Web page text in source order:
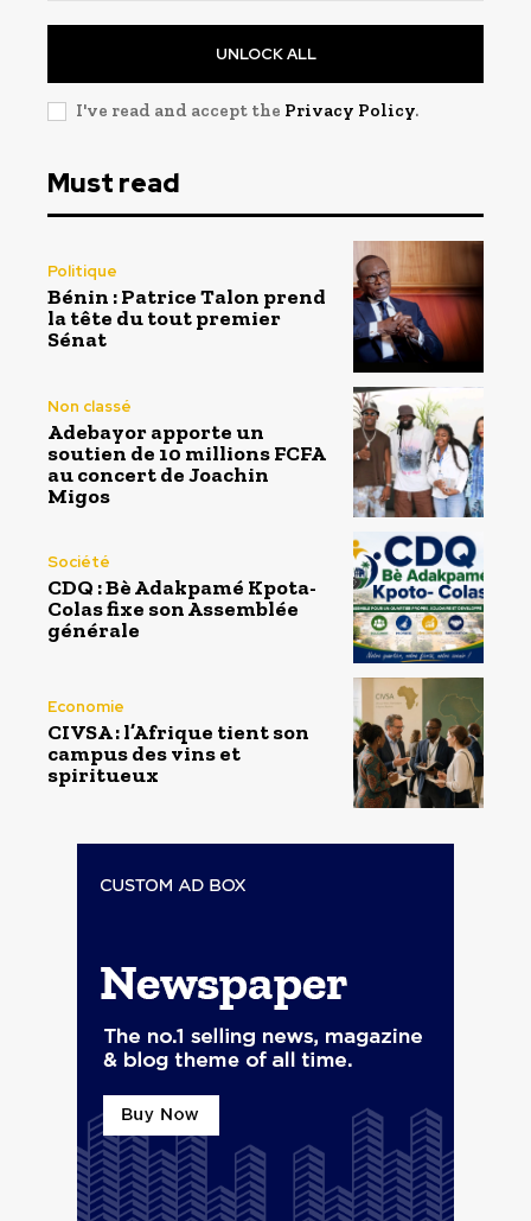
UNLOCK ALL
I've read and accept the Privacy Policy.
Must read
Politique
Bénin : Patrice Talon prend
la tête du tout premier
Sénat
Non classé
Adebayor apporte un
soutien de 10 millions FCFA
au concert de Joachin
Migos
Société
CDQ : Bè Adakpamé Kpota-
Colas fixe son Assemblée
générale
Economie
CIVSA : l’Afrique tient son
campus des vins et
spiritueux